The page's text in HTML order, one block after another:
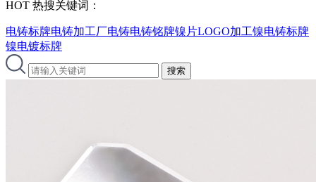
HOT 热搜关键词：
电铸标牌电铸加工厂电铸电铸铭牌镍片LOGO加工镍电铸标牌
镍电镀标牌